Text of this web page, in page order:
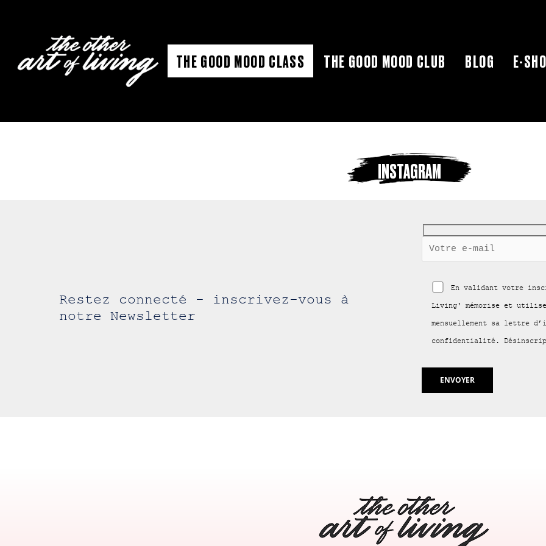
THE GOOD MOOD CLASS THE GOOD MOOD CLUB BLOG E-
INSTAGRAM
Restez connecté - inscrivez-vous à
notre Newsletter
En validant votre
Living' mémorise et utilise
mensuellement sa lettre
confidentialité.